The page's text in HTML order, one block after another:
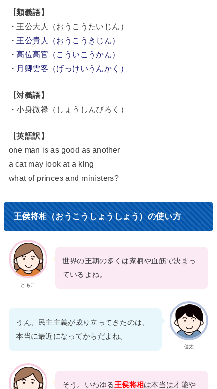
【類義語】
・王公大人（おうこうたいじん）
・ 王公貴人（おうこうきじん）
・高位高官（こういこうかん）
・ 月卿雲客（げっけいうんかく）
【対義語】
・小身微禄（しょうしんびろく）
【英語訳】
one man is as good as another
a cat may look at a king
what of princes and ministers?
王侯将相（おうこうしょうしょう）の使い方
ともこ
世界の王朝の多くは家柄や血筋で決まっ
ているよね。
健太
うん、民主主義が成り立ってきたのは、
本当に最近になってからだよね。
そう。いわゆる王侯将相は本当は才能や